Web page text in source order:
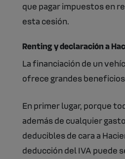
que pagar impuestos en
esta cesión.
Renting y declaración a
La financiación de un
ofrece grandes
En primer lugar, porque
además de cualquier
deducibles de cara a
deducción del IVA puede